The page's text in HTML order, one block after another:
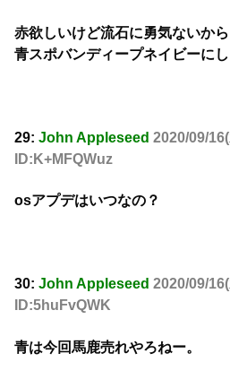
赤欲しいけど流石に勇気ないから
青スポバンディープネイビーに
29: John Appleseed 2020/09/
ID:K+MFQWuz
osアプデはいつなの？
30: John Appleseed 2020/09/
ID:5huFvQWK
青は今回馬鹿売れやろねー。